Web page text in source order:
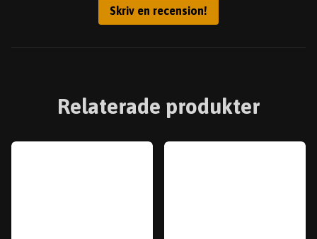
Skriv en recension!
Relaterade produkter